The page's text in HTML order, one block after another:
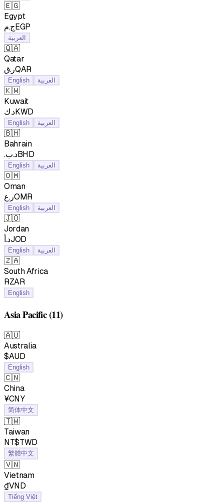
🇪🇬
Egypt
ج.مEGP
العربية
🇶🇦
Qatar
ر.قQAR
English العربية
🇰🇼
Kuwait
د.كKWD
English العربية
🇧🇭
Bahrain
.د.بBHD
English العربية
🇴🇲
Oman
ر.عOMR
English العربية
🇯🇴
Jordan
د.أJOD
English العربية
🇿🇦
South Africa
RZAR
English
Asia Pacific(11)
🇦🇺
Australia
$AUD
English
🇨🇳
China
¥CNY
简体中文
🇹🇼
Taiwan
NT$TWD
繁體中文
🇻🇳
Vietnam
₫VND
Tiếng Việt